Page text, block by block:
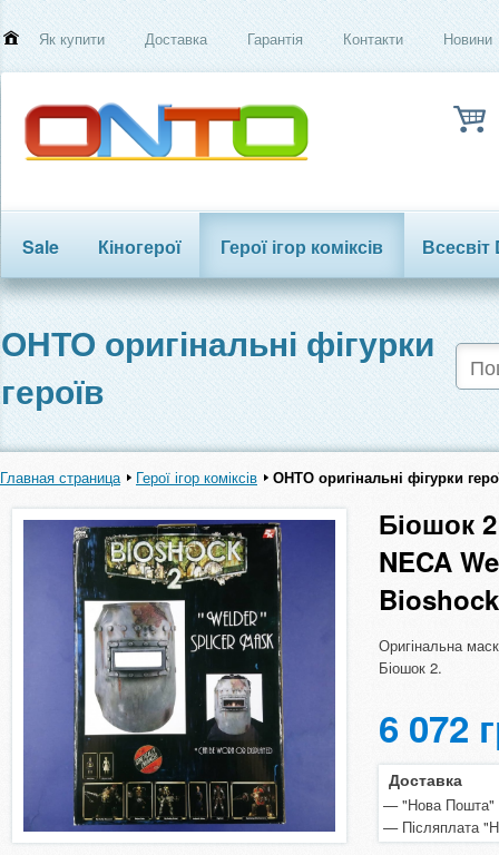
Як купити Доставка Гарантія Контакти Новини
Sale Кіногерої Герої ігор коміксів Всесвіт
Трансформери
ОНТО оригінальні фігурки
героїв
Главная страница Герої ігор коміксів ОНТО оригінальні фігурки
Біошок
NECA
Оригінальна
Біошок 2.
6 072
Доставка
"Нова Пошта"
Післяплата